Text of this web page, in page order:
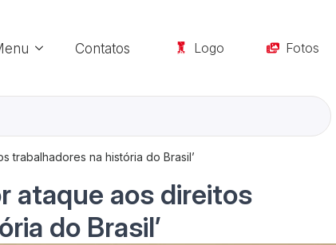
Contatos Logo Fotos
trabalhadores na história do Brasil’
ataque aos direitos
do Brasil’